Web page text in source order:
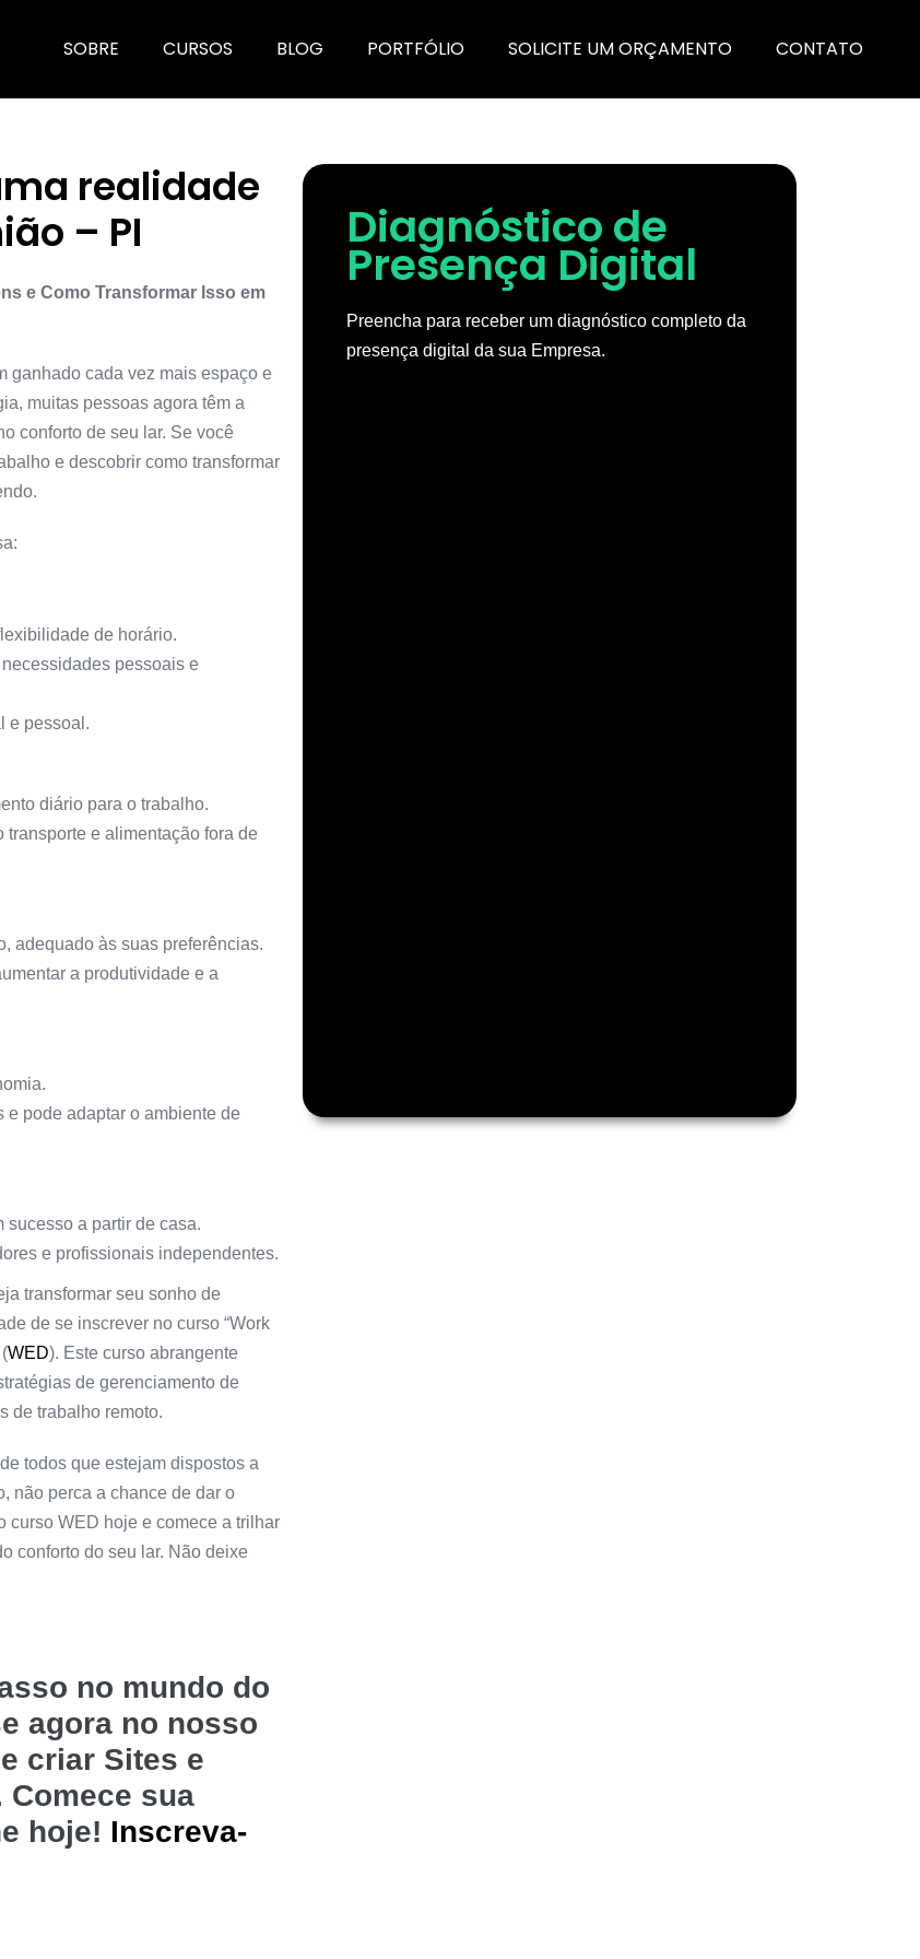
SOBRE CURSOS BLOG PORTFÓLIO SOLICITE UM ORÇAMENTO CONTATO
realidade
– PI
e Como Transformar Isso em
ganhado cada vez mais espaço e
muitas pessoas agora têm a
conforto de seu lar. Se você
e descobrir como transformar
de horário.
pessoais e
e pessoal.
diário para o trabalho.
transporte e alimentação fora de
adequado às suas preferências.
a produtividade e a
e pode adaptar o ambiente de
sucesso a partir de casa.
e profissionais independentes.
transformar seu sonho de
de se inscrever no curso “Work
WED). Este curso abrangente
de gerenciamento de
de trabalho remoto.
todos que estejam dispostos a
não perca a chance de dar o
curso WED hoje e comece a trilhar
conforto do seu lar. Não deixe
no mundo do
agora no nosso
criar Sites e
sua
hoje! Inscreva-
Diagnóstico de
Presença Digital
Preencha para receber um diagnóstico completo da
presença digital da sua Empresa.